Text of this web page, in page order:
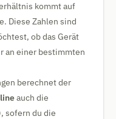
kommt auf
Diese Zahlen sind
ob das Gerät
an einer bestimmten
berechnet der
auch die
sofern du die